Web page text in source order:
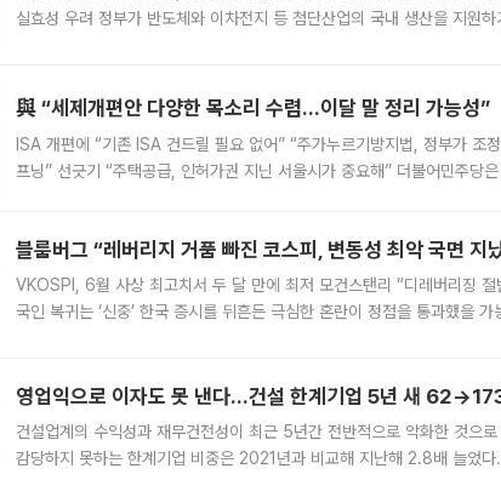
실효성 우려 정부가 반도체와 이차전지 등 첨단산업의 국내 생산을 지원
與 “세제개편안 다양한 목소리 수렴…이달 말 정리 가능성”
ISA 개편에 “기존 ISA 건드릴 필요 없어” “주가누르기방지법, 정부가 조
프닝” 선긋기 “주택공급, 인허가권 지닌 서울시가 중요해” 더불어민주당
블룸버그 “레버리지 거품 빠진 코스피, 변동성 최악 국면 지
VKOSPI, 6월 사상 최고치서 두 달 만에 최저 모건스탠리 “디레버리징 절
국인 복귀는 ‘신중’ 한국 증시를 뒤흔든 극심한 혼란이 정점을 통과했을
영업익으로 이자도 못 낸다…건설 한계기업 5년 새
건설업계의 수익성과 재무건전성이 최근 5년간 전반적으로 악화한 것으
감당하지 못하는 한계기업 비중은 2021년과 비교해 지난해 2.8배 늘었다